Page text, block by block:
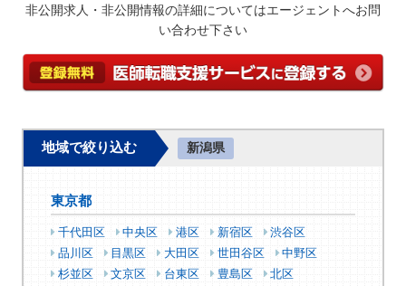
非公開求人・非公開情報の詳細についてはエージェントへお問
い合わせ下さい
地域で絞り込む 新潟県
東京都
千代田区 中央区 港区 新宿区
渋谷区
品川区
目黒区 大田区 世田谷区
中野区
杉並区
文京区 台東区 豊島区
北区